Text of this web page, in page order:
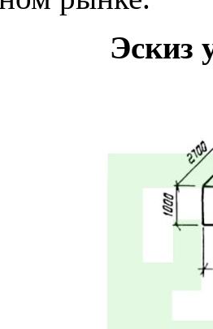
Эскиз